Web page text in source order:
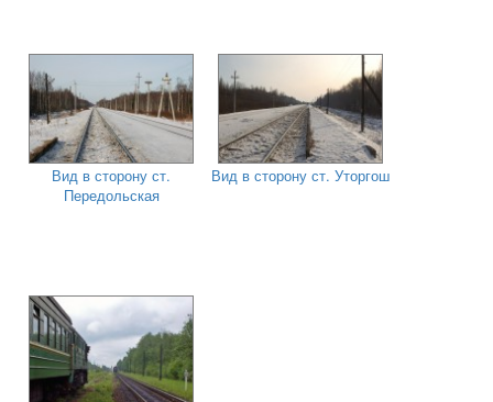
Вид в сторону ст.
Передольская
Вид в сторону ст. Уторгош